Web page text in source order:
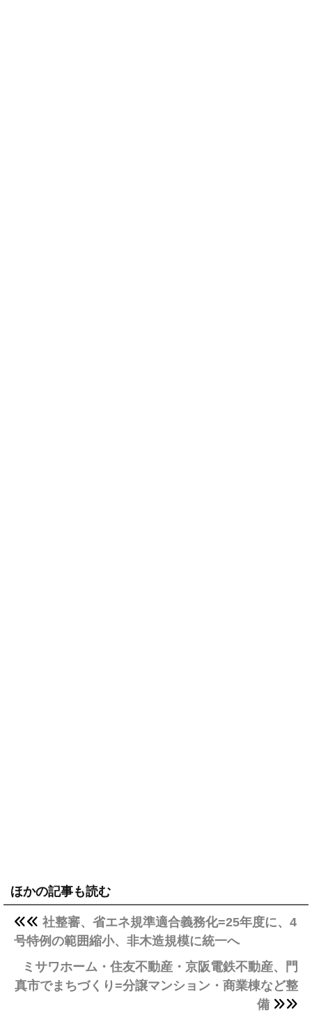
ほかの記事も読む
社整審、省エネ規準適合義務化=25年度に、4
号特例の範囲縮小、非木造規模に統一へ
ミサワホーム・住友不動産・京阪電鉄不動産、門
真市でまちづくり=分譲マンション・商業棟など整
備